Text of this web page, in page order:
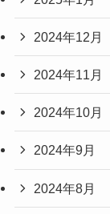
2024年12月
2024年11月
2024年10月
2024年9月
2024年8月